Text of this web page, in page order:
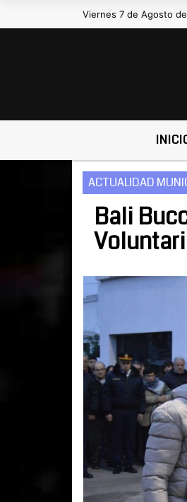
Viernes 7 de AgostoHoy
ACTUALIDAD
Bali